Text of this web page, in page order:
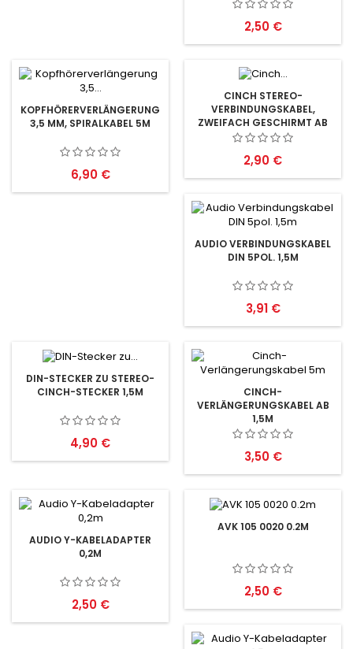
Preis
2,50 €
KOPFHÖRERVERLÄNGERUNG
3,5 MM, SPIRALKABEL 5M
Preis
6,90 €
CINCH STEREO-
VERBINDUNGSKABEL,
ZWEIFACH GESCHIRMT AB
0,2M
Preis
2,90 €
AUDIO VERBINDUNGSKABEL
DIN 5POL. 1,5M
Preis
3,91 €
DIN-STECKER ZU STEREO-
CINCH-STECKER 1,5M
Preis
4,90 €
CINCH-
VERLÄNGERUNGSKABEL AB
1,5M
Preis
3,50 €
AUDIO Y-KABELADAPTER
0,2M
Preis
2,50 €
AVK 105 0020 0.2M
Preis
2,50 €